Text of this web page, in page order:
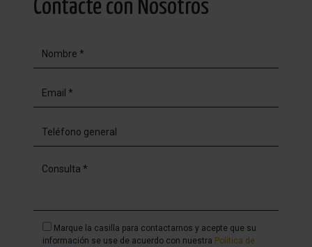
Contacte con Nosotros
Marque la casilla para contactarnos y acepte que su
información se use de acuerdo con nuestra Política de